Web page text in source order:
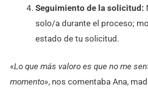
Seguimiento de la solicitud:
solo/a durante el proceso;
estado de tu solicitud.
«Lo que más valoro es que no me
momento», nos comentaba Ana,